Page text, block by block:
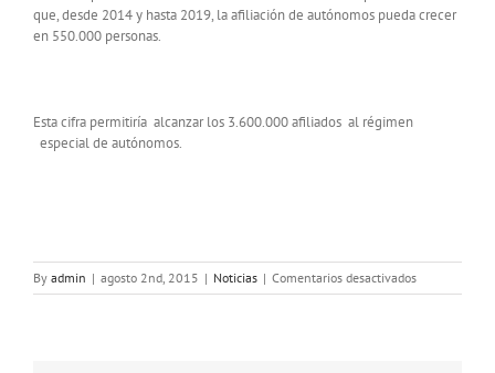
que, desde 2014 y hasta 2019, la afiliación de autónomos pueda crecer
en 550.000 personas.
Esta cifra permitiría alcanzar los 3.600.000 afiliados al régimen
especial de autónomos.
By admin | agosto 2nd, 2015 | Noticias | Comentarios desactivadosen
El